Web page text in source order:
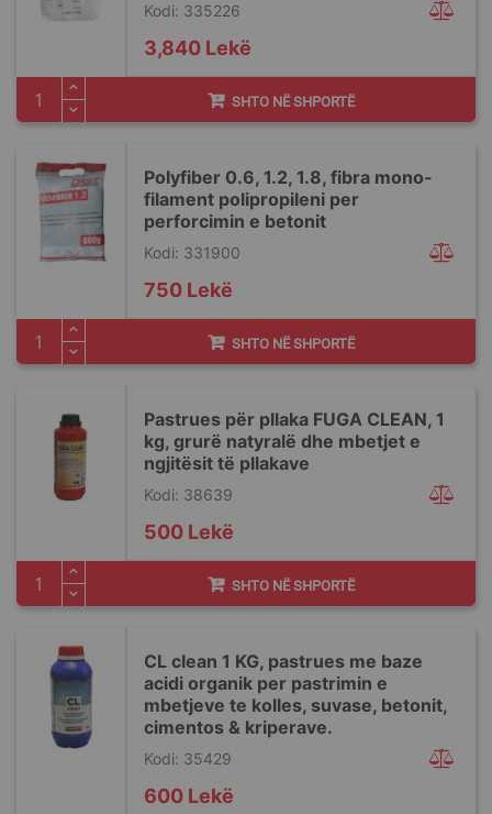
Kodi: 335226
3,840 Lekë
SHTO NË SHPORTË
Polyfiber 0.6, 1.2, 1.8, fibra mono-
filament polipropileni per
perforcimin e betonit
Kodi: 331900
750 Lekë
SHTO NË SHPORTË
Pastrues për pllaka FUGA CLEAN, 1
kg, grurë natyralë dhe mbetjet e
ngjitësit të pllakave
Kodi: 38639
500 Lekë
SHTO NË SHPORTË
CL clean 1 KG, pastrues me baze
acidi organik per pastrimin e
mbetjeve te kolles, suvase, betonit,
cimentos & kriperave.
Kodi: 35429
600 Lekë